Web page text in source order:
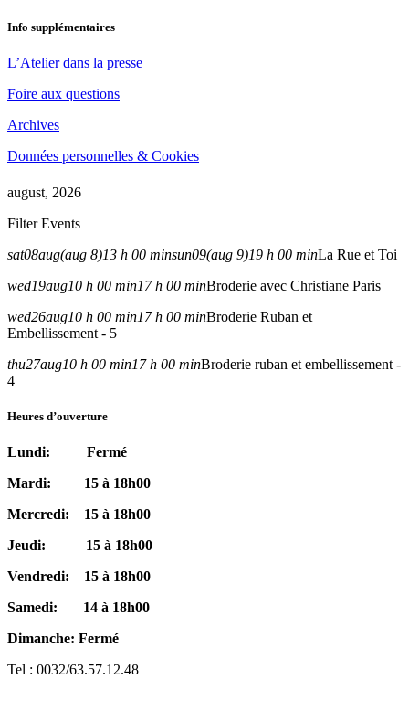
Info supplémentaires
L’Atelier dans la presse
Foire aux questions
Archives
Données personnelles & Cookies
august, 2026
Filter Events
sat08aug(aug 8)13 h 00 minsun09(aug 9)19 h 00 minLa Rue et Toi
wed19aug10 h 00 min17 h 00 minBroderie avec Christiane Paris
wed26aug10 h 00 min17 h 00 minBroderie Ruban et
Embellissement - 5
thu27aug10 h 00 min17 h 00 minBroderie ruban et embellissement -
4
Heures d’ouverture
Lundi: Fermé
Mardi: 15 à 18h00
Mercredi: 15 à 18h00
Jeudi: 15 à 18h00
Vendredi: 15 à 18h00
Samedi: 14 à 18h00
Dimanche: Fermé
Tel : 0032/63.57.12.48